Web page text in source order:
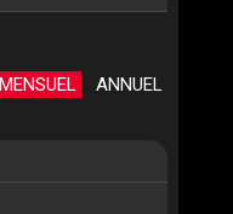
MENSUEL ANNUEL